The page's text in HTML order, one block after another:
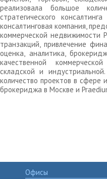
реализовала большое
стратегического
консалтинговая компания,
коммерческой недвижимости
транзакций, привлечение
оценка, аналитика,
качественной
складской и
количество проектов в сфере
брокериджа в Москве и
Офисы